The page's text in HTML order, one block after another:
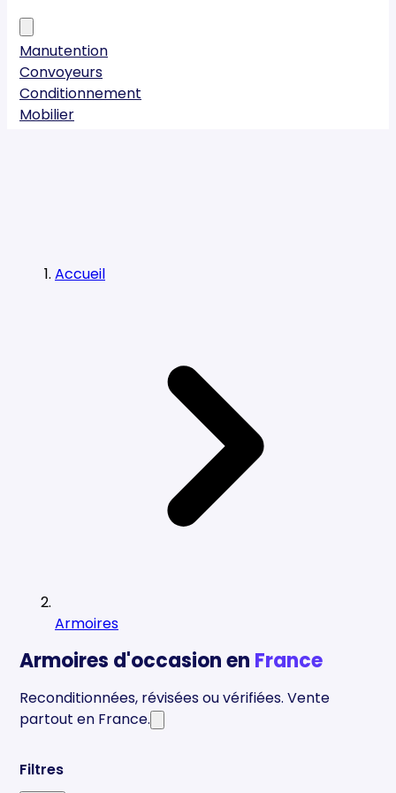
Manutention
Convoyeurs
Conditionnement
Mobilier
Accueil
Armoires
Armoires d'occasion en France
Reconditionnées, révisées ou vérifiées. Vente
partout en France.
Qu'est-ce qu'un équipement de
armoires d'occasion ?
Filtres